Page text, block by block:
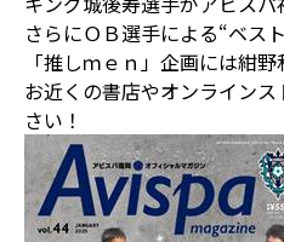
さらにＯＢ選手による“ベス
「推しｍｅｎ」企画には紺
お近くの書店やオンライン
さい！